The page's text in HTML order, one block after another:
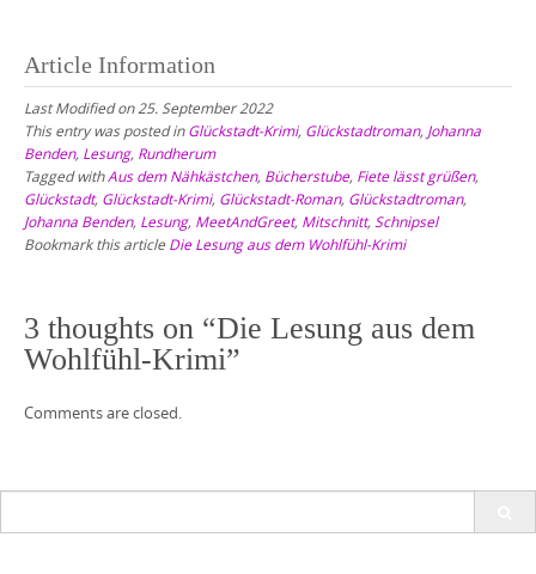
Article Information
Last Modified on 25. September 2022
This entry was posted inGlückstadt-Krimi, Glückstadtroman, Johanna
Benden, Lesung, Rundherum
Tagged withAus dem Nähkästchen, Bücherstube, Fiete lässt grüßen,
Glückstadt, Glückstadt-Krimi, Glückstadt-Roman, Glückstadtroman,
Johanna Benden, Lesung, MeetAndGreet, Mitschnitt, Schnipsel
Bookmark this article Die Lesung aus dem Wohlfühl-Krimi
3 thoughts on “Die Lesung aus dem
Wohlfühl-Krimi”
Comments are closed.